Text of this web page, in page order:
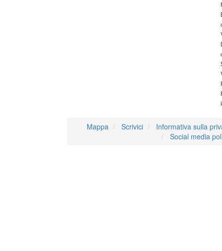
Mappa Scrivici
Informativa sulla
Social media